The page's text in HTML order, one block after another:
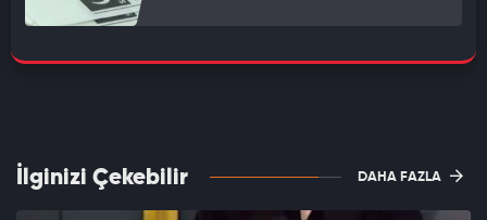
İlginizi Çekebilir DAHA FAZLA